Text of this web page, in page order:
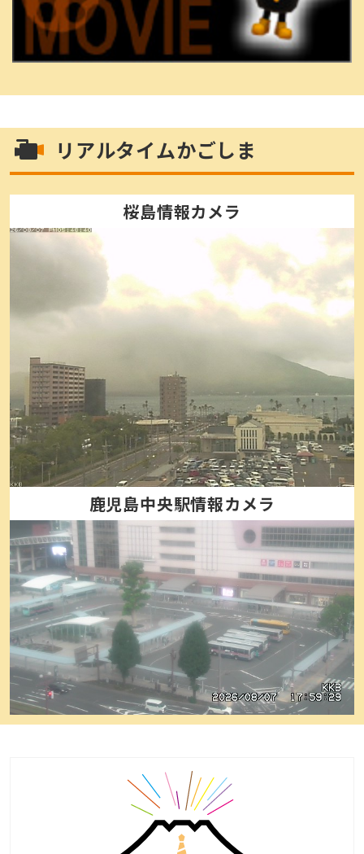
リアルタイムかごしま
桜島情報カメラ
鹿児島中央駅情報カメラ